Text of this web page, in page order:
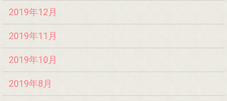
2019年12月
2019年11月
2019年10月
2019年8月